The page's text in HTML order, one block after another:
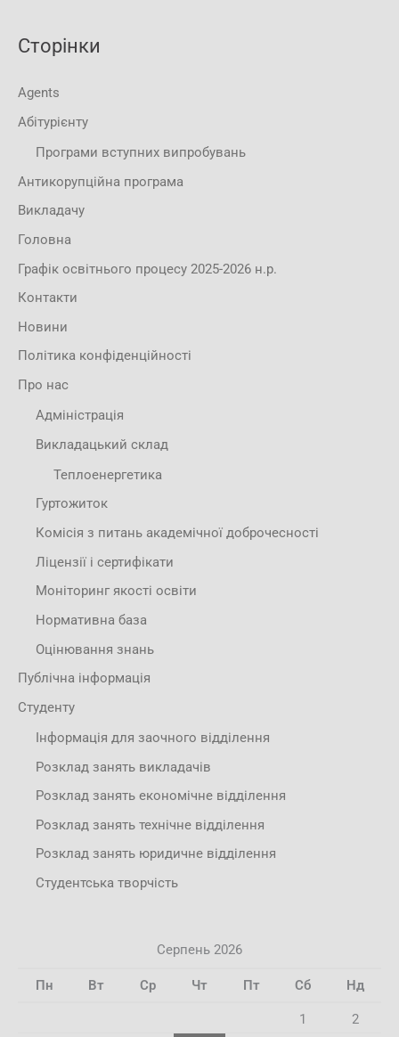
Сторінки
Agents
Абітурієнту
Програми вступних випробувань
Антикорупційна програма
Викладачу
Головна
Графік освітнього процесу 2025-2026 н.р.
Контакти
Новини
Політика конфіденційності
Про нас
Адміністрація
Викладацький склад
Теплоенергетика
Гуртожиток
Комісія з питань академічної доброчесності
Ліцензії і сертифікати
Моніторинг якості освіти
Нормативна база
Оцінювання знань
Публічна інформація
Студенту
Інформація для заочного відділення
Розклад занять викладачів
Розклад занять економічне відділення
Розклад занять технічне відділення
Розклад занять юридичне відділення
Студентська творчість
Серпень 2026
Пн Вт Ср Чт Пт Сб Нд
1
2